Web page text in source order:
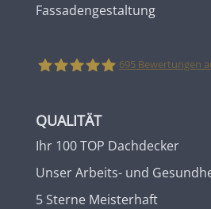
Fassadengestaltung
Zimmermann Bedachungen
695 Bewertungen
QUALITÄT
Ihr 100 TOP Dachdecker
Unser Arbeits- und
5 Sterne Meisterhaft